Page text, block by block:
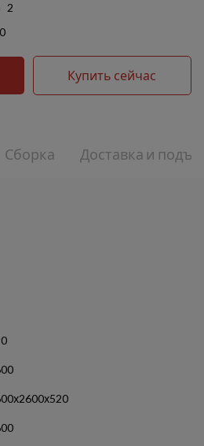
2
Купить сейчас
Сборка Доставка и